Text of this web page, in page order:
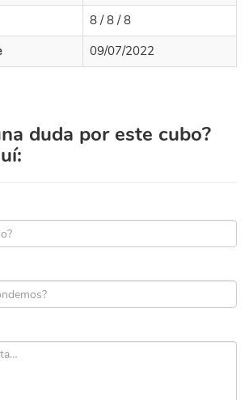
8 / 8 / 8
09/07/2022
duda por este cubo?